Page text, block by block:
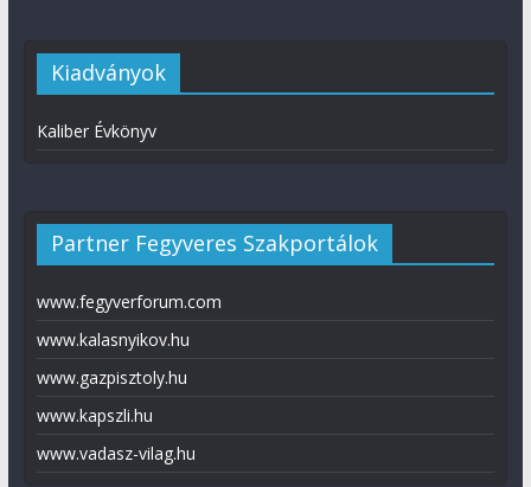
Kiadványok
Kaliber Évkönyv
Partner Fegyveres Szakportálok
www.fegyverforum.com
www.kalasnyikov.hu
www.gazpisztoly.hu
www.kapszli.hu
www.vadasz-vilag.hu